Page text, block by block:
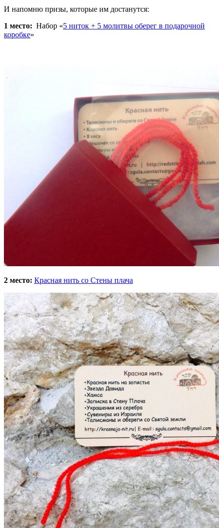
И напомню призы, которые им достанутся:
1 место: Набор «5 ниток + 5 молитвы оберег в подарочной
коробке»
2 место: Красная нить со Стены плача